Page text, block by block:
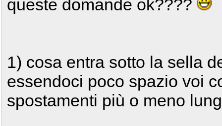
queste domande ok????
1) cosa entra sotto la sella
essendoci poco spazio voi
spostamenti più o meno